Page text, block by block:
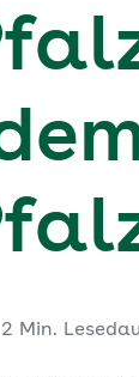
2 Min.